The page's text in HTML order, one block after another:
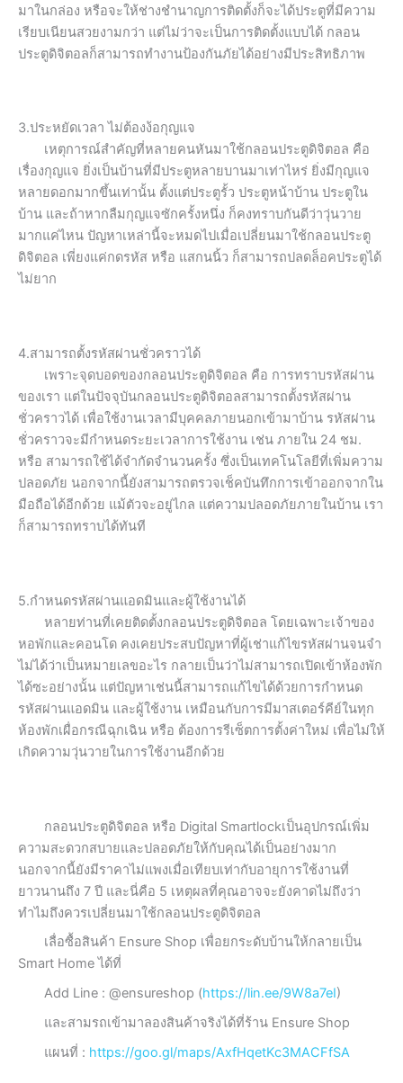
มาในกล่อง หรือจะให้ช่างชำนาญการติดตั้งก็จะได้ประตูที่มีความ
เรียบเนียนสวยงามกว่า แต่ไม่ว่าจะเป็นการติดตั้งแบบได้ กลอน
ประตูดิจิตอลก็สามารถทำงานป้องกันภัยได้อย่างมีประสิทธิภาพ
3.ประหยัดเวลา ไม่ต้องง้อกุญแจ
เหตุการณ์สำคัญที่หลายคนหันมาใช้กลอนประตูดิจิตอล คือ
เรื่องกุญแจ ยิ่งเป็นบ้านที่มีประตูหลายบานมาเท่าไหร่ ยิ่งมีกุญแจ
หลายดอกมากขึ้นเท่านั้น ตั้งแต่ประตูรั้ว ประตูหน้าบ้าน ประตูใน
บ้าน และถ้าหากลืมกุญแจซักครั้งหนึ่ง ก็คงทราบกันดีว่าวุ่นวาย
มากแค่ไหน ปัญหาเหล่านี้จะหมดไปเมื่อเปลี่ยนมาใช้กลอนประตู
ดิจิตอล เพี่ยงแค่กดรหัส หรือ แสกนนิ้ว ก็สามารถปลดล็อคประตูได้
ไม่ยาก
4.สามารถตั้งรหัสผ่านชั่วคราวได้
เพราะจุดบอดของกลอนประตูดิจิตอล คือ การทราบรหัสผ่าน
ของเรา แต่ในปัจจุบันกลอนประตูดิจิตอลสามารถตั้งรหัสผ่าน
ชั่วคราวได้ เพื่อใช้งานเวลามีบุคคลภายนอกเข้ามาบ้าน รหัสผ่าน
ชั่วคราวจะมีกำหนดระยะเวลาการใช้งาน เช่น ภายใน 24 ชม.
หรือ สามารถใช้ได้จำกัดจำนวนครั้ง ซึ่งเป็นเทคโนโลยีที่เพิ่มความ
ปลอดภัย นอกจากนี้ยังสามารถตรวจเช็คบันทึกการเข้าออกจากใน
มือถือได้อีกด้วย แม้ตัวจะอยู่ไกล แต่ความปลอดภัยภายในบ้าน เรา
ก็สามารถทราบได้ทันที
5.กำหนดรหัสผ่านแอดมินและผู้ใช้งานได้
หลายท่านที่เคยติดตั้งกลอนประตูดิจิตอล โดยเฉพาะเจ้าของ
หอพักและคอนโด คงเคยประสบปัญหาที่ผู้เช่าแก้ไขรหัสผ่านจนจำ
ไม่ได้ว่าเป็นหมายเลขอะไร กลายเป็นว่าไม่สามารถเปิดเข้าห้องพัก
ได้ซะอย่างนั้น แต่ปัญหาเช่นนี้สามารถแก้ไขได้ด้วยการกำหนด
รหัสผ่านแอดมิน และผู้ใช้งาน เหมือนกับการมีมาสเตอร์คีย์ในทุก
ห้องพักเผื่อกรณีฉุกเฉิน หรือ ต้องการรีเซ็ตการตั้งค่าใหม่ เพื่อไม่ให้
เกิดความวุ่นวายในการใช้งานอีกด้วย
กลอนประตูดิจิตอล หรือ Digital Smartlockเป็นอุปกรณ์เพิ่ม
ความสะดวกสบายและปลอดภัยให้กับคุณได้เป็นอย่างมาก
นอกจากนี้ยังมีราคาไม่แพงเมื่อเทียบเท่ากับอายุการใช้งานที่
ยาวนานถึง 7 ปี และนี่คือ 5 เหตุผลที่คุณอาจจะยังคาดไม่ถึงว่า
ทำไมถึงควรเปลี่ยนมาใช้กลอนประตูดิจิตอล
เลื่อซื้อสินค้า Ensure Shop เพื่อยกระดับบ้านให้กลายเป็น
Smart Home ได้ที่
Add Line : @ensureshop (https://lin.ee/9W8a7eI)
และสามรถเข้ามาลองสินค้าจริงได้ที่ร้าน Ensure Shop
แผนที่ : https://goo.gl/maps/AxfHqetKc3MACFfSA